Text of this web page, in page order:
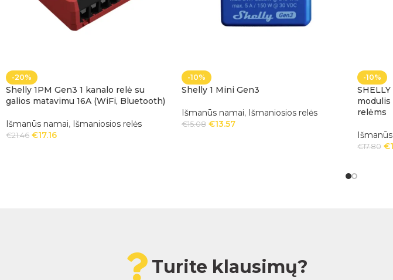
-20%
Shelly 1PM Gen3 1 kanalo relė su
galios matavimu 16A (WiFi, Bluetooth)
Išmanūs namai, Išmaniosios relės
€21.46 €17.16
-10%
Shelly 1 Mini Gen3
Išmanūs namai, Išmaniosios relės
€15.08 €13.57
-10%
modulis
relėms
€17.80 €
Turite klausimų?